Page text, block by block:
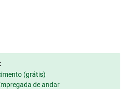
(grátis)
de andar